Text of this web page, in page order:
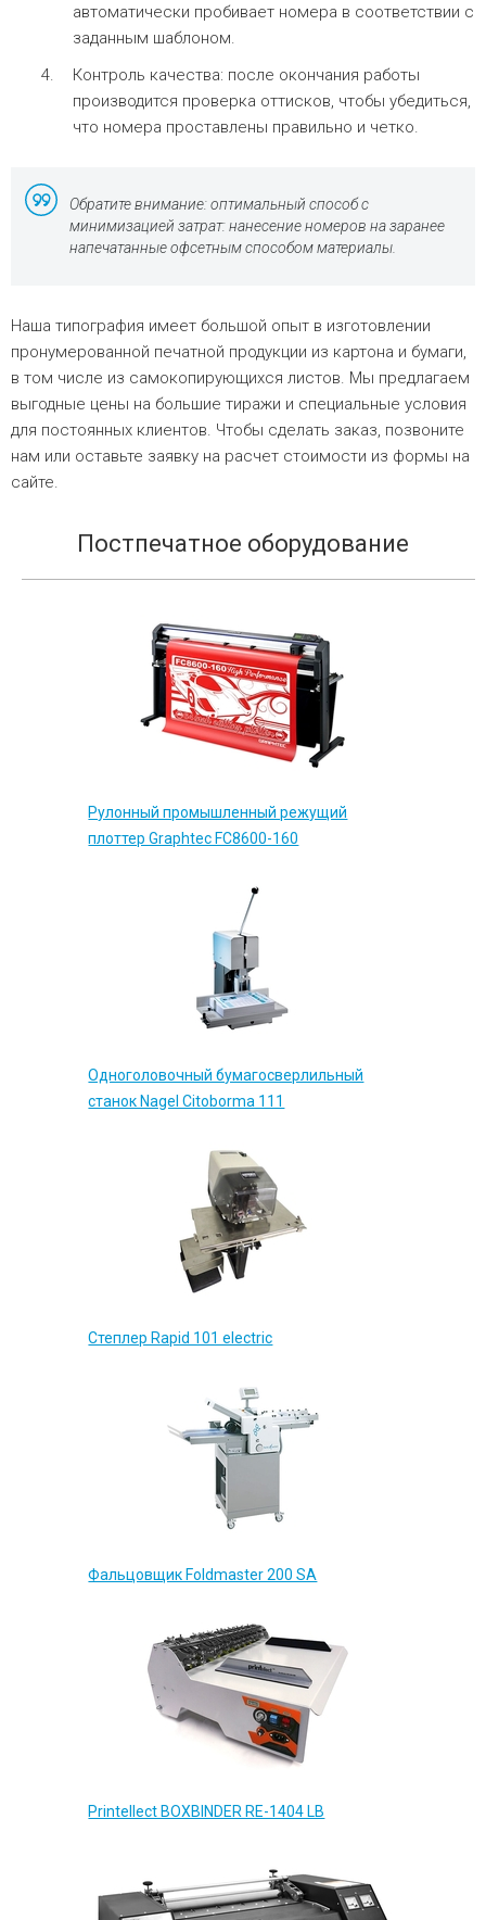
автоматически пробивает номера в соответствии с
заданным шаблоном.
Контроль качества: после окончания работы
производится проверка оттисков, чтобы убедиться,
что номера проставлены правильно и четко.
Обратите внимание: оптимальный способ с
минимизацией затрат: нанесение номеров на заранее
напечатанные офсетным способом материалы.
Наша типография имеет большой опыт в изготовлении
пронумерованной печатной продукции из картона и бумаги,
в том числе из самокопирующихся листов. Мы предлагаем
выгодные цены на большие тиражи и специальные условия
для постоянных клиентов. Чтобы сделать заказ, позвоните
нам или оставьте заявку на расчет стоимости из формы на
сайте.
Постпечатное оборудование
Рулонный промышленный режущий
плоттер Graphtec FC8600-160
Одноголовочный бумагосверлильный
станок Nagel Citoborma 111
Степлер Rapid 101 electric
Фальцовщик Foldmaster 200 SA
Printellect BOXBINDER RE-1404 LB